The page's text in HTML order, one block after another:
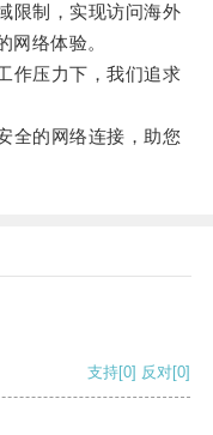
制，实现访问海外
网络体验。
压力下，我们追求
的网络连接，助您
支持[0] 反对[0]